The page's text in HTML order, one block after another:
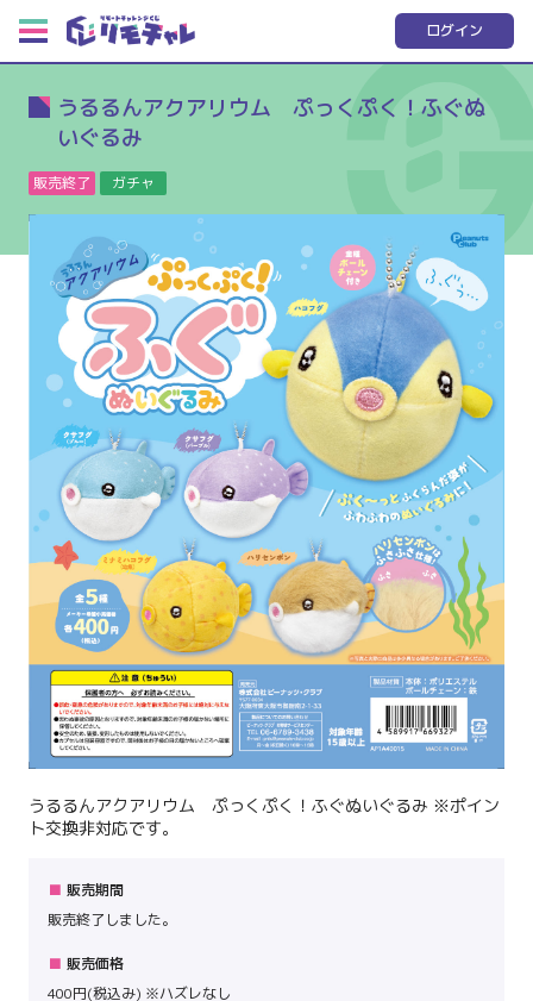
ログイン
うるるんアクアリウム ぷっくぷく！ふぐぬ
いぐるみ
販売終了 ガチャ
うるるんアクアリウム ぷっくぷく！ふぐぬいぐるみ ※ポイン
ト交換非対応です。
販売期間
販売終了しました。
販売価格
400円(税込み) ※ハズレなし